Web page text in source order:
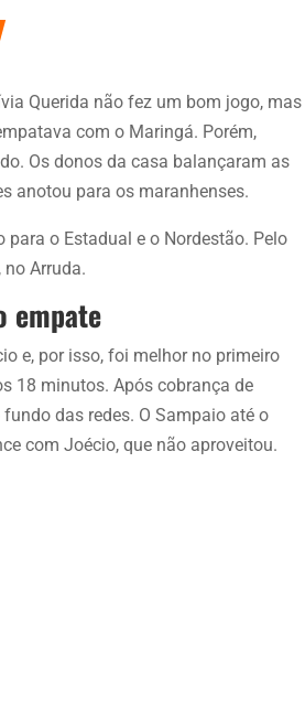
Querida não fez um bom jogo, mas
com o Maringá. Porém,
Os donos da casa balançaram as
anotou para os maranhenses.
o Estadual e o Nordestão. Pelo
Arruda.
empate
e, por isso, foi melhor no primeiro
18 minutos. Após cobrança de
das redes. O Sampaio até o
com Joécio, que não aproveitou.